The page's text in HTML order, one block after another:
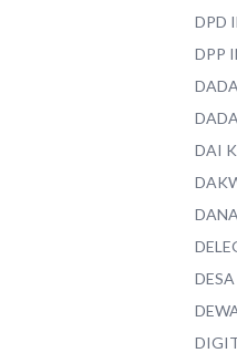
DPD
DPP
DAI
DESA